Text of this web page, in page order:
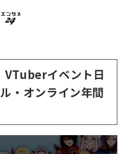
VTuberイベント日
・オンライン年間